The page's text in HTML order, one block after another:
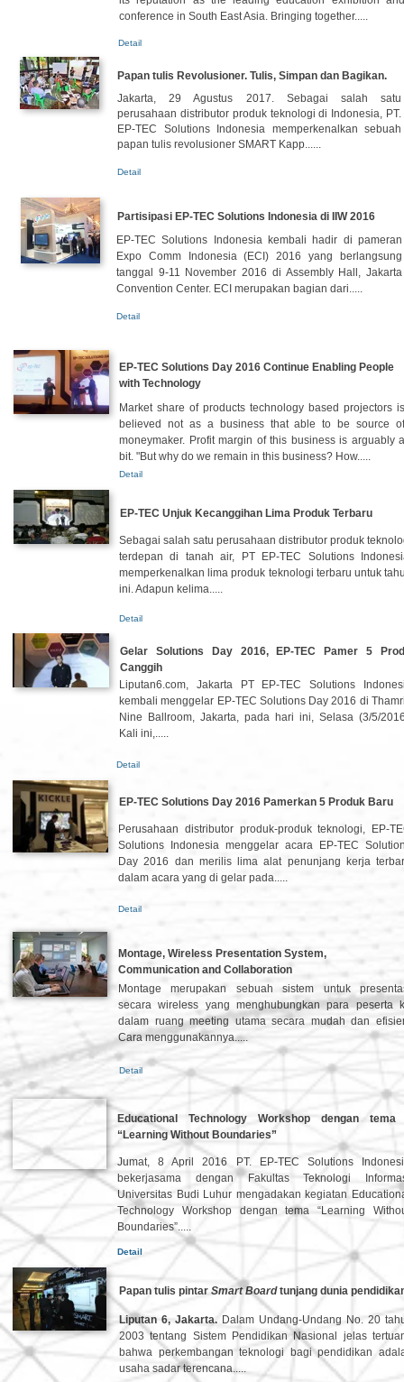
Liputan 6, Jakarta. Dalam Undang-Undang No. 20
2003 tentang Sistem Pendidikan Nasional jelas
bahwa perkembangan teknologi bagi pendidikan
usaha sadar terencana.....
Papan tulis pintar Smart Boardtunjang dunia
Jumat, 8 April 2016 PT. EP-TEC Solutions
bekerjasama dengan Fakultas Teknologi
Universitas Budi Luhur mengadakan kegiatan
Technology Workshop dengan tema “Learning
Boundaries”.....
Educational Technology Workshop dengan tema
“Learning Without Boundaries”
Detail
Montage merupakan sebuah sistem untuk
secara wireless yang menghubungkan para peserta
dalam ruang meeting utama secara mudah dan
Cara menggunakannya.....
Montage, Wireless Presentation System,
Communication and Collaboration
Detail
EP-TEC Solutions Day 2016 Pamerkan 5 Produk Baru
Perusahaan distributor produk-produk teknologi, EP-
Solutions Indonesia menggelar acara EP-TEC
Day 2016 dan merilis lima alat penunjang kerja
dalam acara yang di gelar pada.....
Detail
Gelar Solutions Day 2016, EP-TEC Pamer 5
Canggih
Liputan6.com, Jakarta PT EP-TEC Solutions
kembali menggelar EP-TEC Solutions Day 2016 di
Nine Ballroom, Jakarta, pada hari ini, Selasa (3/5/
Kali ini,.....
Detail
EP-TEC Unjuk Kecanggihan Lima Produk Terbaru
Sebagai salah satu perusahaan distributor produk
terdepan di tanah air, PT EP-TEC Solutions
memperkenalkan lima produk teknologi terbaru untuk
ini. Adapun kelima.....
Detail
EP-TEC Solutions Day 2016 Continue Enabling People
with Technology
Market share of products technology based projectors is
believed not as a business that able to be source of
moneymaker. Profit margin of this business is arguably a
bit. "But why do we remain in this business? How.....
Detail
Partisipasi EP-TEC Solutions Indonesia di IIW 2016
EP-TEC Solutions Indonesia kembali hadir di pameran
Expo Comm Indonesia (ECI) 2016 yang berlangsung
tanggal 9-11 November 2016 di Assembly Hall, Jakarta
Convention Center. ECI merupakan bagian dari.....
Detail
conference in South East Asia. Bringing together.....
Papan tulis Revolusioner. Tulis, Simpan dan Bagikan.
Jakarta, 29 Agustus 2017. Sebagai salah satu
perusahaan distributor produk teknologi di Indonesia, PT.
EP-TEC Solutions Indonesia memperkenalkan sebuah
papan tulis revolusioner SMART Kapp......
Detail
Detail